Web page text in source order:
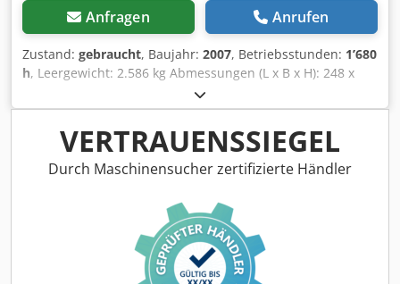
Anfragen Anrufen
Zustand: gebraucht, Baujahr: 2007, Betriebsstunden: 1’680
h, Leergewicht: 2.586 kg Abmessungen (L x B x H): 248 x
128 x 180 cm Dodpjzb I Tmofx Ad Ijkr
VERTRAUENSSIEGEL
Durch Maschinensucher zertifizierte Händler